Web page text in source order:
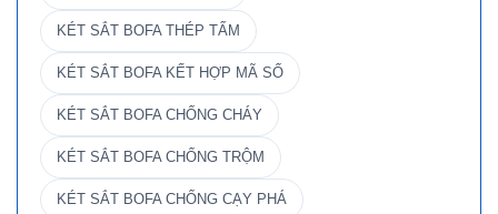
KÉT SẮT BOFA THÉP TẤM
KÉT SẮT BOFA KẾT HỢP MÃ SỐ
KÉT SẮT BOFA CHỐNG CHÁY
KÉT SẮT BOFA CHỐNG TRỘM
KÉT SẮT BOFA CHỐNG CẠY PHÁ